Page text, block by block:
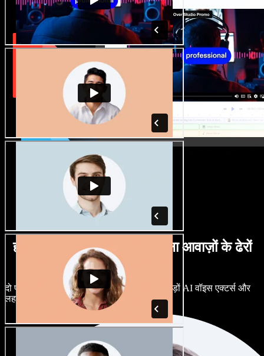
हर तरह के लहजों में पुरुष व महिला आवाज़ों के ढेरों
विकल्प
दो प्रोजेक्ट्स का एक जैसा लगना ज़रूरी नहीं। सैकड़ों AI वॉइस एक्टर्स और
लहजों में से चुनें, और बारीकी से ट्यून करें।